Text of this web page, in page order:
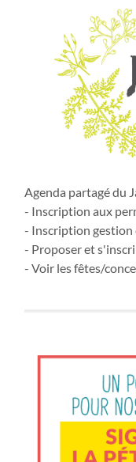
Agenda partagé du
- Inscription aux
- Inscription gestion
- Proposer et
- Voir les fêtes/